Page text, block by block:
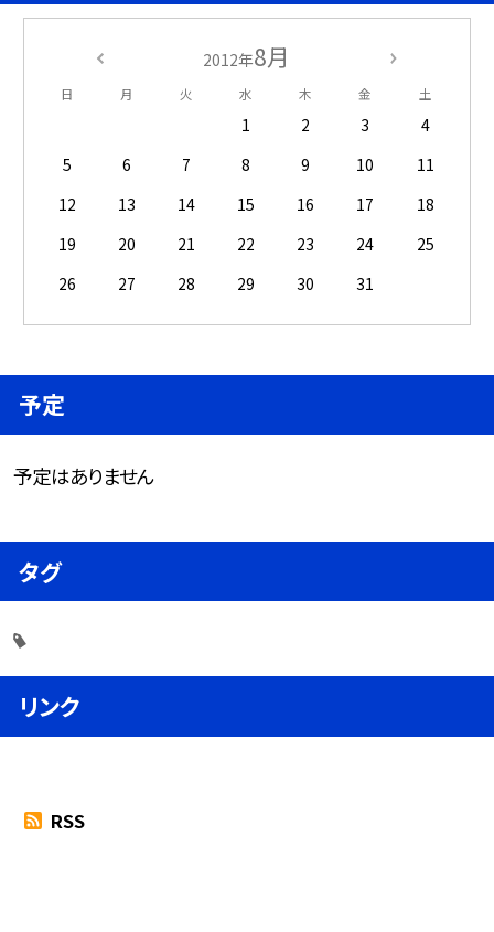
2012年8月
日 月 火 水 木 金 土
1 2 3
4
5
6 7 8 9 10
11
12
13 14 15 16 17
18
19
20 21 22 23 24
25
26
27 28 29 30 31
予定
予定はありません
タグ
リンク
RSS